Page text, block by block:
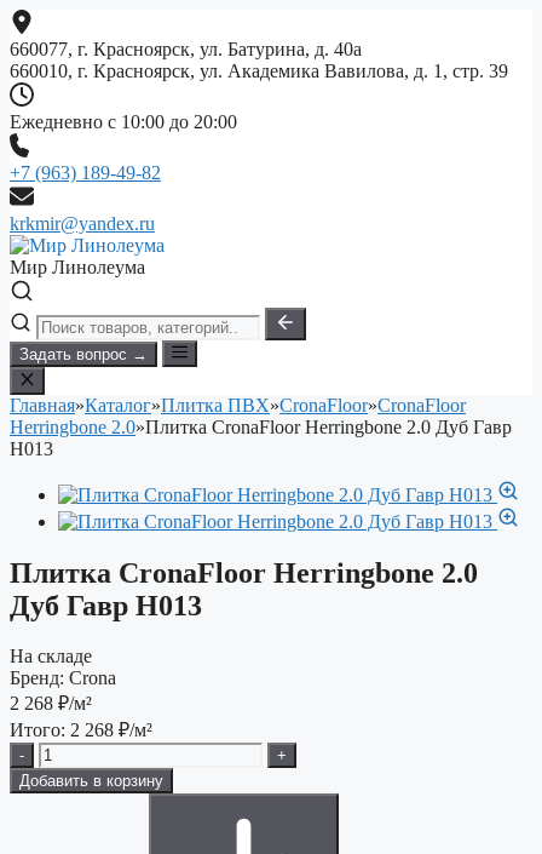
Перейти
к
содержимому
660077, г. Красноярск, ул. Батурина, д. 40а
660010, г. Красноярск, ул. Академика Вавилова, д. 1, стр. 39
Ежедневно с 10:00 до 20:00
+7 (963) 189-49-82
krkmir@yandex.ru
Мир Линолеума
Задать вопрос →
Главная»Каталог»Плитка ПВХ»CronaFloor»CronaFloor
Herringbone 2.0»Плитка CronaFloor Herringbone 2.0 Дуб Гавр
H013
Плитка CronaFloor Herringbone 2.0
Дуб Гавр H013
На складе
Бренд: Crona
2 268 ₽/м²
Итого: 2 268 ₽/м²
-
+
Добавить в корзину